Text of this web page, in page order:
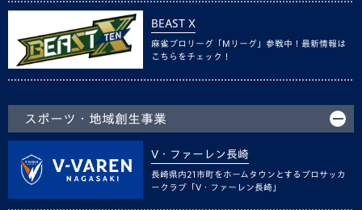
BEAST X
麻雀プロリーグ「Mリーグ」参戦中！最新情報は
こちらをチェック！
スポーツ・地域創生事業
V・ファーレン長崎
長崎県内21市町をホームタウンとするプロサッカ
ークラブ「V・ファーレン長崎」